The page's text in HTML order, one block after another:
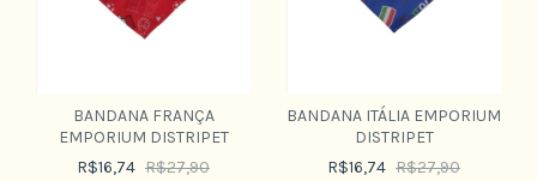
BANDANA FRANÇA
EMPORIUM DISTRIPET
R$16,74 R$27,90
BANDANA ITÁLIA EMPORIUM
DISTRIPET
R$16,74 R$27,90